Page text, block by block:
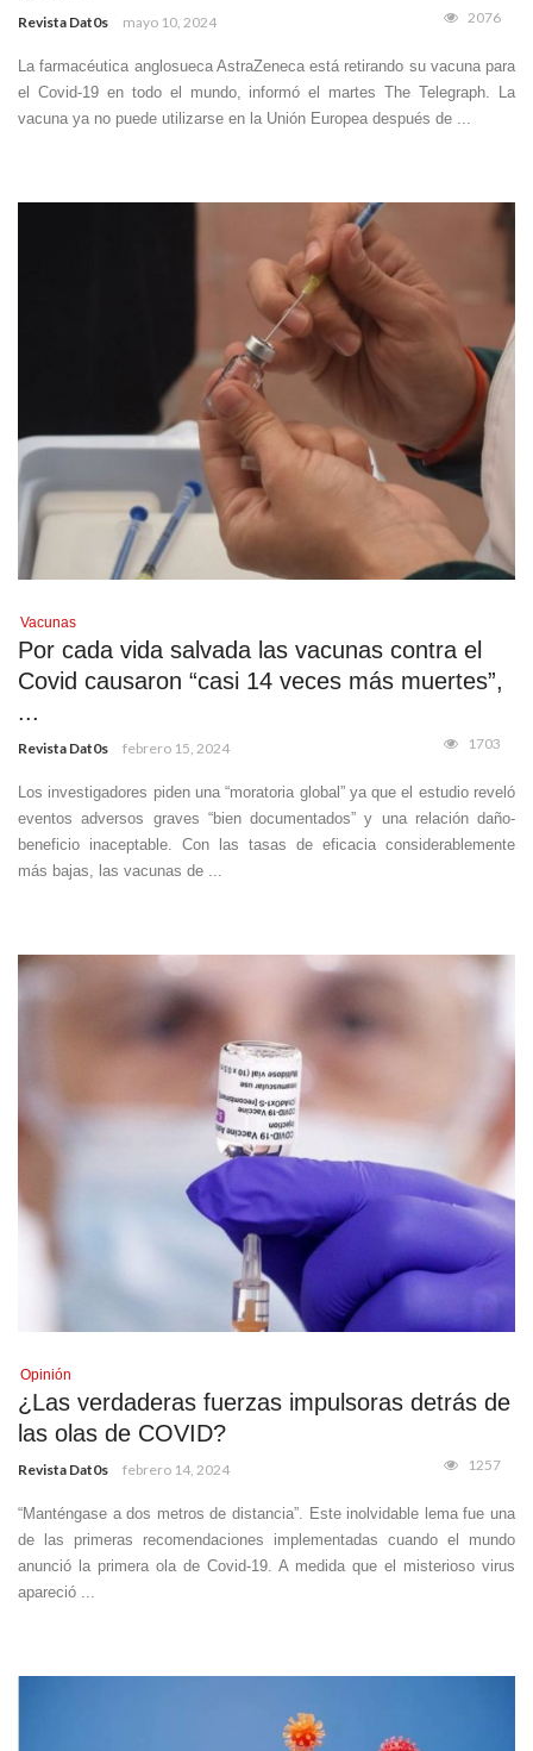
Revista Dat0s mayo 10, 2024 2076
La farmacéutica anglosueca AstraZeneca está retirando su vacuna para
el Covid-19 en todo el mundo, informó el martes The Telegraph. La
vacuna ya no puede utilizarse en la Unión Europea después de ...
Vacunas
Por cada vida salvada las vacunas contra el
Covid causaron “casi 14 veces más muertes”,
...
Revista Dat0s febrero 15, 2024 1703
Los investigadores piden una “moratoria global” ya que el estudio reveló
eventos adversos graves “bien documentados” y una relación daño-
beneficio inaceptable. Con las tasas de eficacia considerablemente
más bajas, las vacunas de ...
Opinión
¿Las verdaderas fuerzas impulsoras detrás de
las olas de COVID?
Revista Dat0s febrero 14, 2024 1257
“Manténgase a dos metros de distancia”. Este inolvidable lema fue una
de las primeras recomendaciones implementadas cuando el mundo
anunció la primera ola de Covid-19. A medida que el misterioso virus
apareció ...